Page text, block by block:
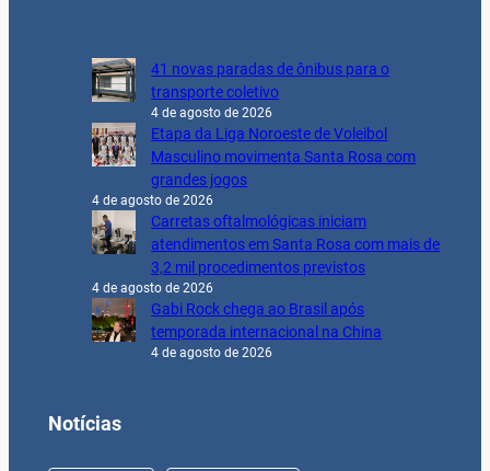
41 novas paradas de ônibus para o
transporte coletivo
4 de agosto de 2026
Etapa da Liga Noroeste de Voleibol
Masculino movimenta Santa Rosa com
grandes jogos
4 de agosto de 2026
Carretas oftalmológicas iniciam
atendimentos em Santa Rosa com mais de
3,2 mil procedimentos previstos
4 de agosto de 2026
Gabi Rock chega ao Brasil após
temporada internacional na China
4 de agosto de 2026
Notícias